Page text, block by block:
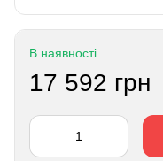
В наявності
17 592 грн